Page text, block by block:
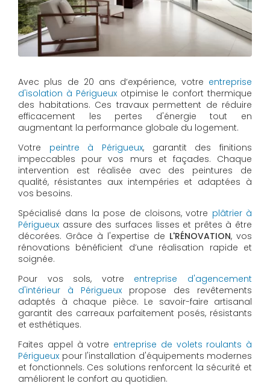
Avec plus de 20 ans d’expérience, votre entreprise
d'isolation à Périgueuxotpimise le confort thermique
des habitations. Ces travaux permettent de réduire
efficacement les pertes d'énergie tout en
augmentant la performance globale du logement.
Votre peintre à Périgueux, garantit des finitions
impeccables pour vos murs et façades. Chaque
intervention est réalisée avec des peintures de
qualité, résistantes aux intempéries et adaptées à
vos besoins.
Spécialisé dans la pose de cloisons, votre plâtrier à
Périgueux assure des surfaces lisses et prêtes à être
décorées. Grâce à l'expertise de L'RÉNOVATION, vos
rénovations bénéficient d’une réalisation rapide et
soignée.
Pour vos sols, votre entreprise d'agencement
d'intérieur à Périgueux propose des revêtements
adaptés à chaque pièce. Le savoir-faire artisanal
garantit des carreaux parfaitement posés, résistants
et esthétiques.
Faites appel à votre entreprise de volets roulants à
Périgueux pour l'installation d'équipements modernes
et fonctionnels. Ces solutions renforcent la sécurité et
améliorent le confort au quotidien.